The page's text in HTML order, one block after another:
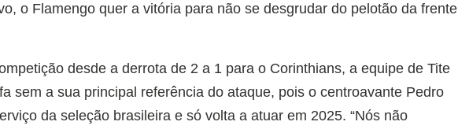
o Flamengo quer a vitória para não se desgrudar do pelotão da frente
desde a derrota de 2 a 1 para o Corinthians, a equipe de Tite
sem a sua principal referência do ataque, pois o centroavante Pedro
da seleção brasileira e só volta a atuar em 2025. “Nós não